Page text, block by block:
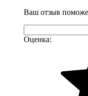
Ваш отзыв
Оценка: